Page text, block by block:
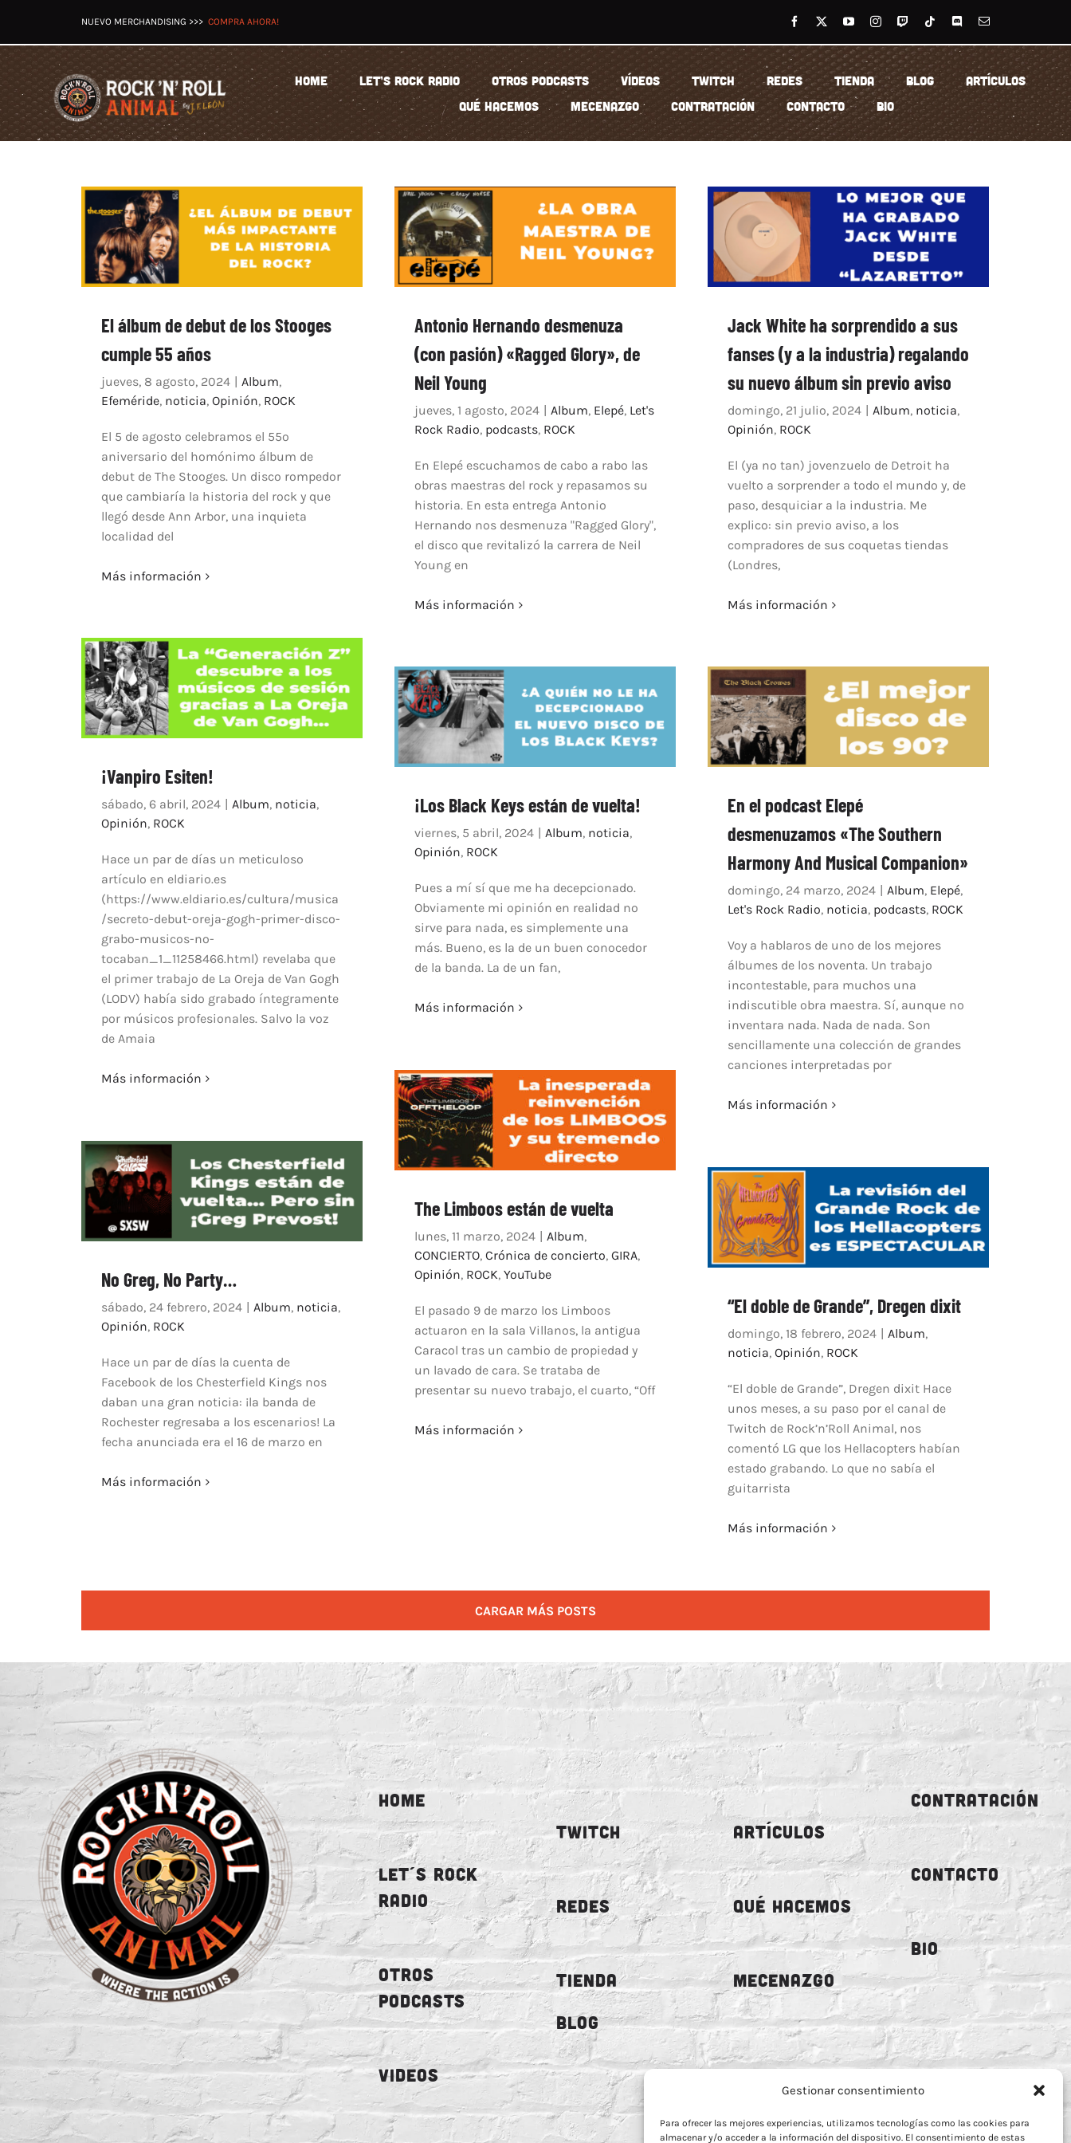
Gestionar consentimiento
Para ofrecer las mejores experiencias, utilizamos tecnologías como las cookies para
almacenar y/o acceder a la información del dispositivo. El consentimiento de estas
contenido
NUEVO MERCHANDISING >>> COMPRA AHORA!
HOME LET’S ROCK RADIO OTROS PODCASTS VÍDEOS TWITCH REDES TIENDA BLOG
ARTÍCULOS
QUÉ HACEMOS
MECENAZGO CONTRATACIÓN CONTACTO BIO
El álbum de debut de los Stooges
cumple 55 años
jueves, 8 agosto, 2024 Album,
Efeméride, noticia, Opinión, ROCK
El 5 de agosto celebramos el 55º
aniversario del homónimo álbum de
debut de The Stooges. Un disco rompedor
que cambiaría la historia del rock y que
llegó desde Ann Arbor, una inquieta
localidad del
Más información
Antonio Hernando desmenuza
(con pasión) «Ragged Glory», de
Neil Young
jueves, 1 agosto, 2024 Album, Elepé, Let's
Rock Radio, podcasts, ROCK
En Elepé escuchamos de cabo a rabo las
obras maestras del rock y repasamos su
historia. En esta entrega Antonio
Hernando nos desmenuza "Ragged Glory",
el disco que revitalizó la carrera de Neil
Young en
Más información
Jack White ha sorprendido a sus
fanses (y a la industria) regalando
su nuevo álbum sin previo aviso
domingo, 21 julio, 2024 Album, noticia,
Opinión, ROCK
El (ya no tan) jovenzuelo de Detroit ha
vuelto a sorprender a todo el mundo y, de
paso, desquiciar a la industria. Me
explico: sin previo aviso, a los
compradores de sus coquetas tiendas
(Londres,
Más información
¡Vanpiro Esiten!
sábado, 6 abril, 2024 Album, noticia,
Opinión, ROCK
Hace un par de días un meticuloso
artículo en eldiario.es
(https://www.eldiario.es/cultura/musica
/secreto-debut-oreja-gogh-primer-disco-
grabo-musicos-no-
tocaban_1_11258466.html) revelaba que
el primer trabajo de La Oreja de Van Gogh
(LODV) había sido grabado íntegramente
por músicos profesionales. Salvo la voz
de Amaia
Más información
¡Los Black Keys están de vuelta!
viernes, 5 abril, 2024 Album, noticia,
Opinión, ROCK
Pues a mí sí que me ha decepcionado.
Obviamente mi opinión en realidad no
sirve para nada, es simplemente una
más. Bueno, es la de un buen conocedor
de la banda. La de un fan,
Más información
En el podcast Elepé
desmenuzamos «The Southern
Harmony And Musical Companion»
domingo, 24 marzo, 2024 Album, Elepé,
Let's Rock Radio, noticia, podcasts, ROCK
Voy a hablaros de uno de los mejores
álbumes de los noventa. Un trabajo
incontestable, para muchos una
indiscutible obra maestra. Sí, aunque no
inventara nada. Nada de nada. Son
sencillamente una colección de grandes
canciones interpretadas por
Más información
The Limboos están de vuelta
lunes, 11 marzo, 2024 Album,
CONCIERTO, Crónica de concierto, GIRA,
Opinión, ROCK, YouTube
El pasado 9 de marzo los Limboos
actuaron en la sala Villanos, la antigua
Caracol tras un cambio de propiedad y
un lavado de cara. Se trataba de
presentar su nuevo trabajo, el cuarto, “Off
Más información
No Greg, No Party…
sábado, 24 febrero, 2024 Album, noticia,
Opinión, ROCK
Hace un par de días la cuenta de
Facebook de los Chesterfield Kings nos
daban una gran noticia: ¡la banda de
Rochester regresaba a los escenarios! La
fecha anunciada era el 16 de marzo en
Más información
“El doble de Grande”, Dregen dixit
domingo, 18 febrero, 2024 Album,
noticia, Opinión, ROCK
“El doble de Grande”, Dregen dixit Hace
unos meses, a su paso por el canal de
Twitch de Rock’n’Roll Animal, nos
comentó LG que los Hellacopters habían
estado grabando. Lo que no sabía el
guitarrista
Más información
CARGAR MÁS POSTS
HOME
LET´S ROCK
RADIO
OTROS
PODCASTS
VIDEOS
TWITCH
REDES
TIENDA
BLOG
ARTÍCULOS
QUÉ HACEMOS
MECENAZGO
CONTRATACIÓN
CONTACTO
BIO